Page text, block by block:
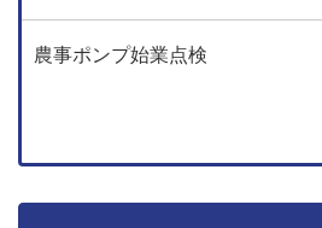
農事ポンプ始業点検